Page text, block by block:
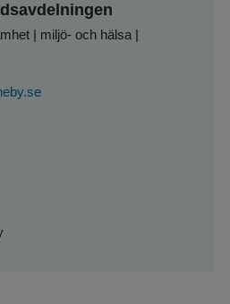
| miljö- och hälsa |